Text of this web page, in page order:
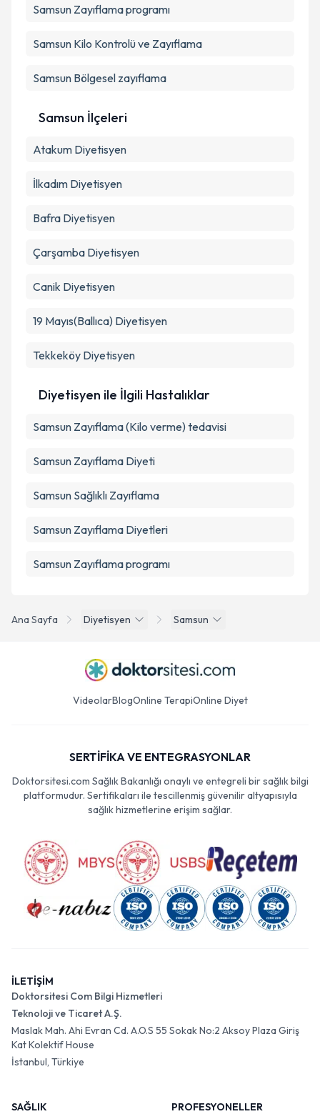
Ana Sayfa Diyetisyen Samsun
Samsun Zayıflama programı
Samsun Kilo Kontrolü ve Zayıflama
Samsun Bölgesel zayıflama
Samsun İlçeleri
Atakum Diyetisyen
İlkadım Diyetisyen
Bafra Diyetisyen
Çarşamba Diyetisyen
Canik Diyetisyen
19 Mayıs(Ballıca) Diyetisyen
Tekkeköy Diyetisyen
Diyetisyen ile İlgili Hastalıklar
Samsun Zayıflama (Kilo verme) tedavisi
Samsun Zayıflama Diyeti
Samsun Sağlıklı Zayıflama
Samsun Zayıflama Diyetleri
Samsun Zayıflama programı
VideolarBlogOnline TerapiOnline Diyet
SERTİFİKA VE ENTEGRASYONLAR
Doktorsitesi.com Sağlık Bakanlığı onaylı ve entegreli bir sağlık bilgi
platformudur. Sertifikaları ile tescillenmiş güvenilir altyapısıyla
sağlık hizmetlerine erişim sağlar.
İLETİŞİM
Doktorsitesi Com Bilgi Hizmetleri
Teknoloji ve Ticaret A.Ş.
Maslak Mah. Ahi Evran Cd. A.O.S 55 Sokak No:2 Aksoy Plaza Giriş
Kat Kolektif House
İstanbul, Türkiye
SAĞLIK
PROFESYONELLER